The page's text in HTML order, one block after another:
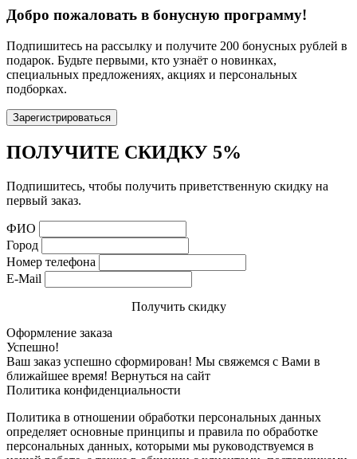
Добро пожаловать в бонусную программу!
Подпишитесь на рассылку и получите 200 бонусных рублей в
подарок. Будьте первыми, кто узнаёт о новинках,
специальных предложениях, акциях и персональных
подборках.
Зарегистрироваться
ПОЛУЧИТЕ СКИДКУ 5%
Подпишитесь, чтобы получить приветственную скидку на
первый заказ.
ФИО
Город
Номер телефона
E-Mail
Получить скидку
Оформление заказа
Успешно!
Ваш заказ успешно сформирован! Мы свяжемся с Вами в
ближайшее время! Вернуться на сайт
Политика конфиденциальности
Политика в отношении обработки персональных данных
определяет основные принципы и правила по обработке
персональных данных, которыми мы руководствуемся в